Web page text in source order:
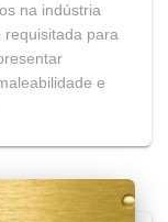
na indústria
requisitada para
e